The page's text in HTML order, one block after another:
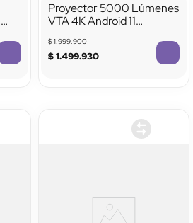
Proyector 5000 Lúmenes
VTA 4K Android 11
$1.999.900
$1.499.930